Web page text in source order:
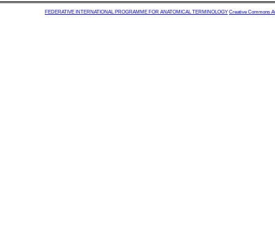
FEDERATIVE INTERNATIONAL PROGRAMME FOR ANATOMICAL TERMINOLOGY Creative Commons